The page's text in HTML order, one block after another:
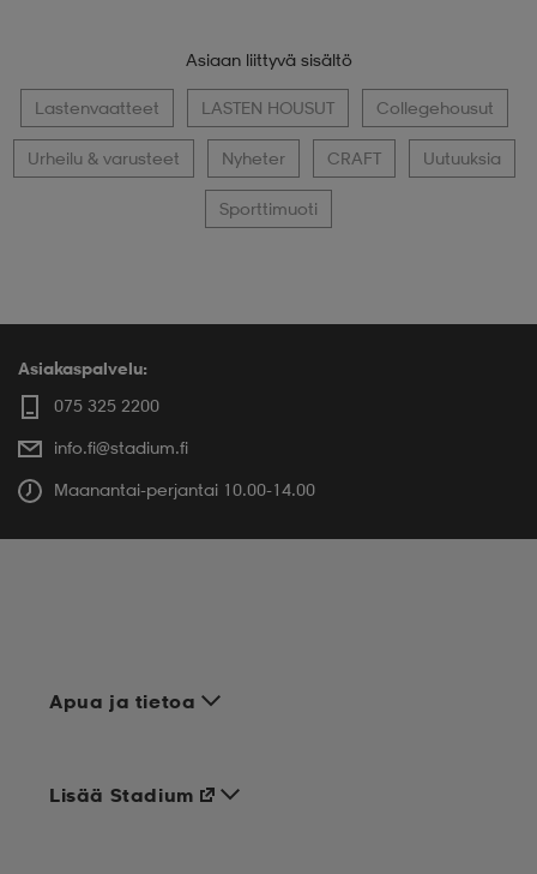
Asiaan liittyvä sisältö
Lastenvaatteet LASTEN HOUSUT Collegehousut
Urheilu & varusteet Nyheter CRAFT Uutuuksia
Sporttimuoti
Asiakaspalvelu:
075 325 2200
info.fi@stadium.fi
Maanantai-perjantai 10.00-14.00
Apua ja tietoa
Lisää Stadium